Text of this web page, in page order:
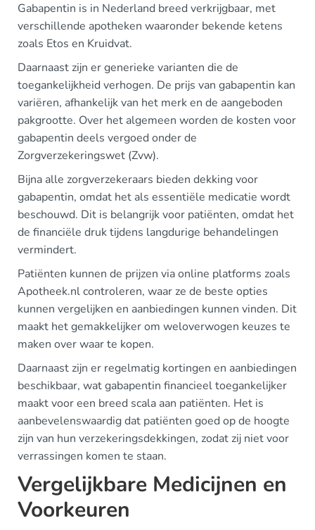
Gabapentin is in Nederland breed verkrijgbaar, met
verschillende apotheken waaronder bekende ketens
zoals Etos en Kruidvat.
Daarnaast zijn er generieke varianten die de
toegankelijkheid verhogen. De prijs van gabapentin kan
variëren, afhankelijk van het merk en de aangeboden
pakgrootte. Over het algemeen worden de kosten voor
gabapentin deels vergoed onder de
Zorgverzekeringswet (Zvw).
Bijna alle zorgverzekeraars bieden dekking voor
gabapentin, omdat het als essentiële medicatie wordt
beschouwd. Dit is belangrijk voor patiënten, omdat het
de financiële druk tijdens langdurige behandelingen
vermindert.
Patiënten kunnen de prijzen via online platforms zoals
Apotheek.nl controleren, waar ze de beste opties
kunnen vergelijken en aanbiedingen kunnen vinden. Dit
maakt het gemakkelijker om weloverwogen keuzes te
maken over waar te kopen.
Daarnaast zijn er regelmatig kortingen en aanbiedingen
beschikbaar, wat gabapentin financieel toegankelijker
maakt voor een breed scala aan patiënten. Het is
aanbevelenswaardig dat patiënten goed op de hoogte
zijn van hun verzekeringsdekkingen, zodat zij niet voor
verrassingen komen te staan.
Vergelijkbare Medicijnen en
Voorkeuren